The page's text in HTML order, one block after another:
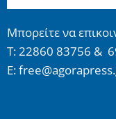
Μπορείτε να
Τ: 22860 83756 &
E: